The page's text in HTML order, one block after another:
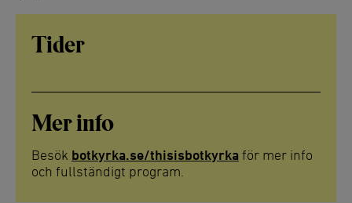
Tider
Mer info
Besök botkyrka.se/thisisbotkyrka för mer info
och fullständigt program.